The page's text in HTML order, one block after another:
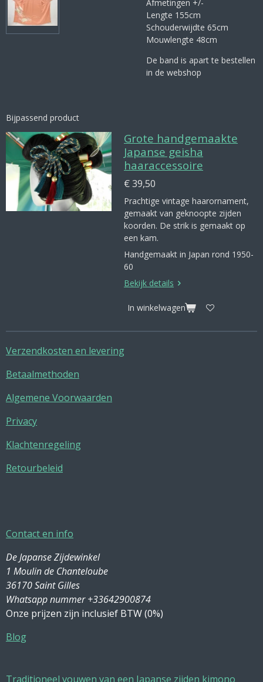
Afmetingen +/-
Lengte 155cm
Schouderwijdte 65cm
Mouwlengte 48cm
De band is apart te bestellen
in de webshop
Bijpassend product
Grote handgemaakte
Japanse geisha
haaraccessoire
€ 39,50
Prachtige vintage haarornament,
gemaakt van geknoopte zijden
koorden. De strik is gemaakt op
een kam.
Handgemaakt in Japan rond 1950-
60
Bekijk details
In winkelwagen
Verzendkosten en levering
Betaalmethoden
Algemene Voorwaarden
Privacy
Klachtenregeling
Retourbeleid
Contact en info
De Japanse Zijdewinkel
1 Moulin de Chanteloube
36170 Saint Gilles
Whatsapp nummer +33642900874
Onze prijzen zijn inclusief BTW (0%)
Blog
Traditioneel vouwen van een Japanse zijden kimono